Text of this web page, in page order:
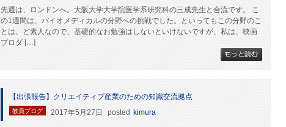
先週は、ロンドンへ。大阪大学大学院医学系研究科の三成先生と合流です。 こ
の1週間は、バイオメディカルの分野への挑戦でした。といってもこの分野のこ
とは、ど素人なので、基礎的なお勉強はしないといけないですが、私は、映画
プロダ […]
【出張報告】クリエイティブ産業のための知識交流拠点
教員ブログ 2017年5月27日 posted kimura